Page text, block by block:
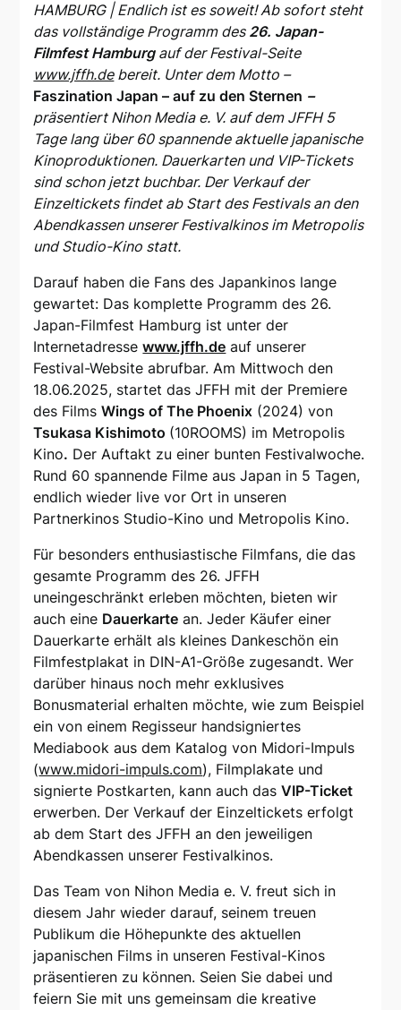
HAMBURG | Endlich ist es soweit! Ab sofort steht
das vollständige Programm des 26. Japan-
Filmfest Hamburgauf der Festival-Seite
www.jffh.debereit. Unter dem Motto –
Faszination Japan – auf zu den Sternen –
präsentiert Nihon Media e. V. auf dem JFFH 5
Tage lang über 60 spannende aktuelle japanische
Kinoproduktionen. Dauerkarten und VIP-Tickets
sind schon jetzt buchbar. Der Verkauf der
Einzeltickets findet ab Start des Festivals an den
Abendkassen unserer Festivalkinos im Metropolis
und Studio-Kino statt.
Darauf haben die Fans des Japankinos lange
gewartet: Das komplette Programm des 26.
Japan-Filmfest Hamburg ist unter der
Internetadressewww.jffh.de auf unserer
Festival-Website abrufbar. Am Mittwoch den
18.06.2025, startet das JFFH mit der Premiere
des FilmsWings of The Phoenix (2024) von
Tsukasa Kishimoto (10ROOMS) im Metropolis
Kino. Der Auftakt zu einer bunten Festivalwoche.
Rund 60 spannende Filme aus Japan in 5 Tagen,
endlich wieder live vor Ort in unseren
Partnerkinos Studio-Kino und Metropolis Kino.
Für besonders enthusiastische Filmfans, die das
gesamte Programm des 26. JFFH
uneingeschränkt erleben möchten, bieten wir
auch eine Dauerkarte an. Jeder Käufer einer
Dauerkarte erhält als kleines Dankeschön ein
Filmfestplakat in DIN-A1-Größe zugesandt. Wer
darüber hinaus noch mehr exklusives
Bonusmaterial erhalten möchte, wie zum Beispiel
ein von einem Regisseur handsigniertes
Mediabook aus dem Katalog von Midori-Impuls
(www.midori-impuls.com), Filmplakate und
signierte Postkarten, kann auch dasVIP-Ticket
erwerben. Der Verkauf der Einzeltickets erfolgt
ab dem Start des JFFH an den jeweiligen
Abendkassen unserer Festivalkinos.
Das Team von Nihon Media e. V. freut sich in
diesem Jahr wieder darauf, seinem treuen
Publikum die Höhepunkte des aktuellen
japanischen Films in unseren Festival-Kinos
präsentieren zu können. Seien Sie dabei und
feiern Sie mit uns gemeinsam die kreative